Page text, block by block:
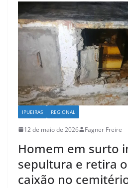
IPUEIRAS REGIONAL
12 de maio de 2026 Fagner Freire
Homem em surto
sepultura e retira
caixão no